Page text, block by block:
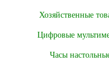
Хозяйственные
Цифровые
Часы